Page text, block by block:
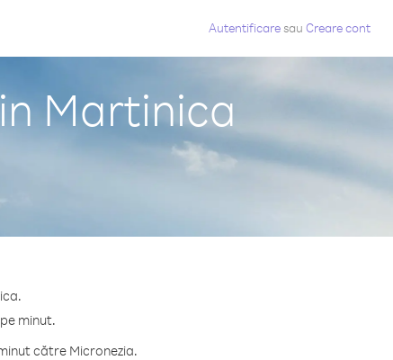
Autentificaresau Creare cont
Martinica
minut.
către Micronezia.